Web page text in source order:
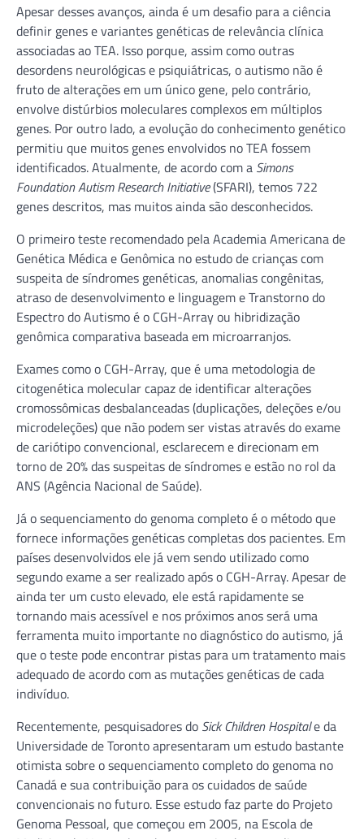
Apesar desses avanços, ainda é um desafio para a ciência
definir genes e variantes genéticas de relevância clínica
associadas ao TEA. Isso porque, assim como outras
desordens neurológicas e psiquiátricas, o autismo não é
fruto de alterações em um único gene, pelo contrário,
envolve distúrbios moleculares complexos em múltiplos
genes. Por outro lado, a evolução do conhecimento genético
permitiu que muitos genes envolvidos no TEA fossem
identificados. Atualmente, de acordo com a Simons
Foundation Autism Research Initiative(SFARI), temos 722
genes descritos, mas muitos ainda são desconhecidos.
O primeiro teste recomendado pela Academia Americana de
Genética Médica e Genômica no estudo de crianças com
suspeita de síndromes genéticas, anomalias congênitas,
atraso de desenvolvimento e linguagem e Transtorno do
Espectro do Autismo é o CGH-Array ou hibridização
genômica comparativa baseada em microarranjos.
Exames como o CGH-Array, que é uma metodologia de
citogenética molecular capaz de identificar alterações
cromossômicas desbalanceadas (duplicações, deleções e/ou
microdeleções) que não podem ser vistas através do exame
de cariótipo convencional, esclarecem e direcionam em
torno de 20% das suspeitas de síndromes e estão no rol da
ANS (Agência Nacional de Saúde).
Já o sequenciamento do genoma completo é o método que
fornece informações genéticas completas dos pacientes. Em
países desenvolvidos ele já vem sendo utilizado como
segundo exame a ser realizado após o CGH-Array. Apesar de
ainda ter um custo elevado, ele está rapidamente se
tornando mais acessível e nos próximos anos será uma
ferramenta muito importante no diagnóstico do autismo, já
que o teste pode encontrar pistas para um tratamento mais
adequado de acordo com as mutações genéticas de cada
indivíduo.
Recentemente, pesquisadores do Sick Children Hospitale da
Universidade de Toronto apresentaram um estudo bastante
otimista sobre o sequenciamento completo do genoma no
Canadá e sua contribuição para os cuidados de saúde
convencionais no futuro. Esse estudo faz parte do Projeto
Genoma Pessoal, que começou em 2005, na Escola de